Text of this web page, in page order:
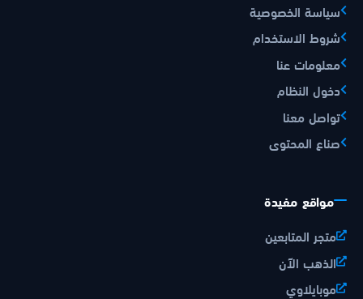
سياسة الخصوصية
شروط الاستخدام
معلومات عنا
دخول النظام
تواصل معنا
صناع المحتوى
مواقع مفيدة
متجر المتابعين
الذهب الآن
موبايلاوي